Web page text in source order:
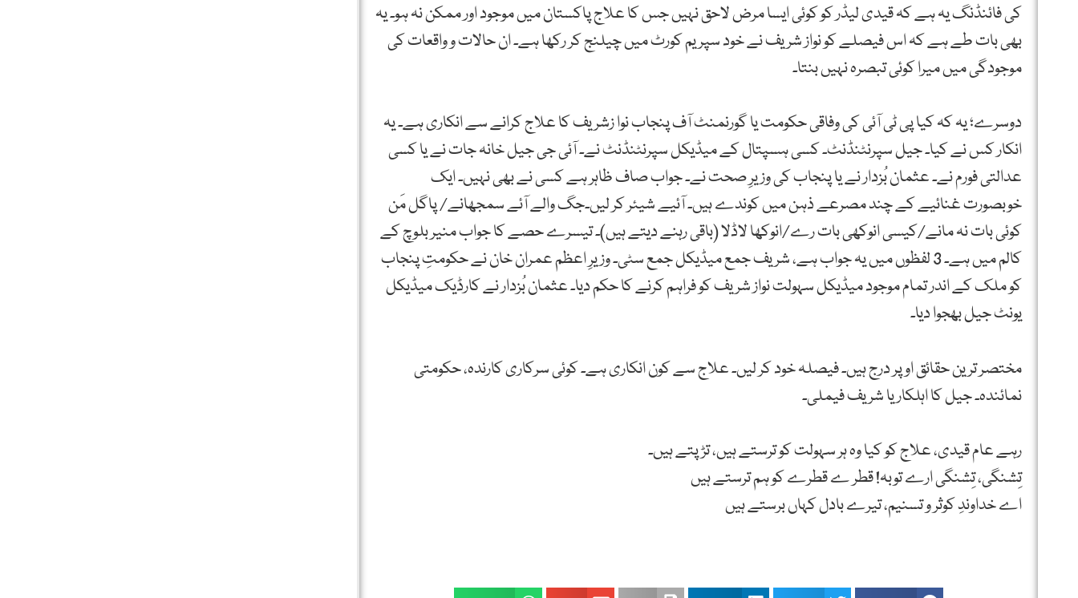
کی فائنڈنگ یہ ہے کہ قیدی لیڈر کو کوئی ایسا مرض لاحق نہیں جس کا علاج پاکستان میں موجود اور ممکن نہ ہو۔ یہ
بھی بات طے ہے کہ اس فیصلے کو نواز شریف نے خود سپریم کورٹ میں چیلنج کر رکھا ہے۔ ان حالات و واقعات کی
موجودگی میں میرا کوئی تبصرہ نہیں بنتا۔
دوسرے؛ یہ کہ کیا پی ٹی آئی کی وفاقی حکومت یا گورنمنٹ آف پنجاب نوا زشریف کا علاج کرانے سے انکاری ہے۔ یہ
انکار کس نے کیا۔ جیل سپرنٹنڈنٹ۔ کسی ہسپتال کے میڈیکل سپرنٹنڈنٹ نے۔ آئی جی جیل خانہ جات نے یا کسی
عدالتی فورم نے۔ عثمان بُزدار نے یا پنجاب کی وزیرِ صحت نے۔ جواب صاف ظاہر ہے کسی نے بھی نہیں۔ ایک
خوبصورت غنائیے کے چند مصرعے ذہن میں کوندے ہیں۔ آئیے شیئر کر لیں۔جگ والے آئے سمجھانے/ پاگل مَن
کوئی بات نہ مانے/کیسی انوکھی بات رے/انوکھا لاڈلا (باقی رہنے دیتے ہیں)۔ تیسرے حصے کا جواب منیر بلوچ کے
کالم میں ہے۔ 3 لفظوں میں یہ جواب ہے، شریف جمع میڈیکل جمع سٹی۔ وزیرِ اعظم عمران خان نے حکومتِ پنجاب
کو ملک کے اندر تمام موجود میڈیکل سہولت نواز شریف کو فراہم کرنے کا حکم دیا۔ عثمان بُزدار نے کارڈیک میڈیکل
یونٹ جیل بھجوا دیا۔
مختصر ترین حقائق اوپر درج ہیں۔ فیصلہ خود کر لیں۔ علاج سے کون انکاری ہے۔ کوئی سرکاری کارندہ، حکومتی
نمائندہ۔ جیل کا اہلکار یا شریف فیملی۔
رہے عام قیدی، علاج کو کیا وہ ہر سہولت کو ترستے ہیں، تڑپتے ہیں۔
تِشنگی، تِشنگی ارے توبہ! قطر ے قطرے کو ہم ترستے ہیں
اے خداوندِ کوثر و تسنیم، تیرے بادل کہاں برستے ہیں